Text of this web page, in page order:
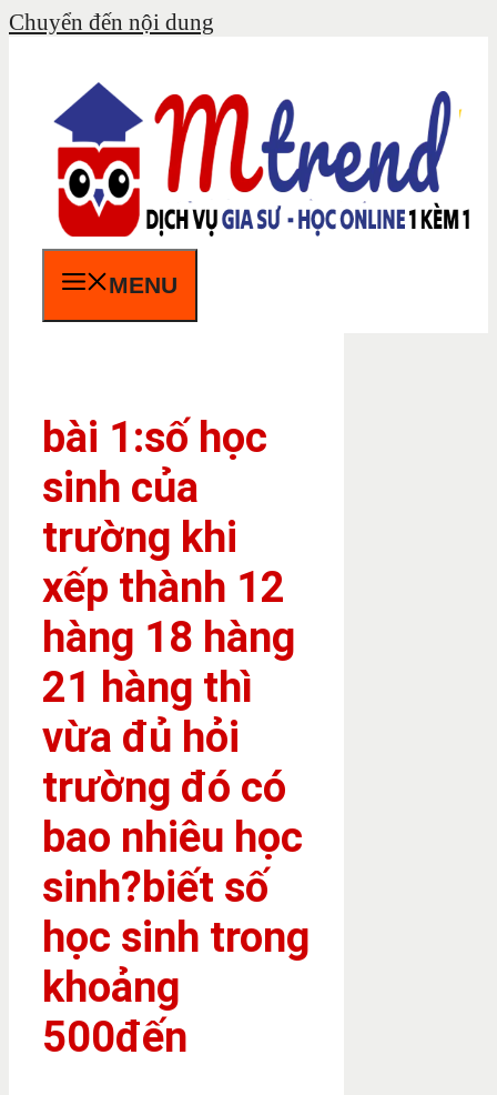
Chuyển đến nội dung
MENU
bài 1:số học
sinh của
trường khi
xếp thành 12
hàng 18 hàng
21 hàng thì
vừa đủ hỏi
trường đó có
bao nhiêu học
sinh?biết số
học sinh trong
khoảng
500đến